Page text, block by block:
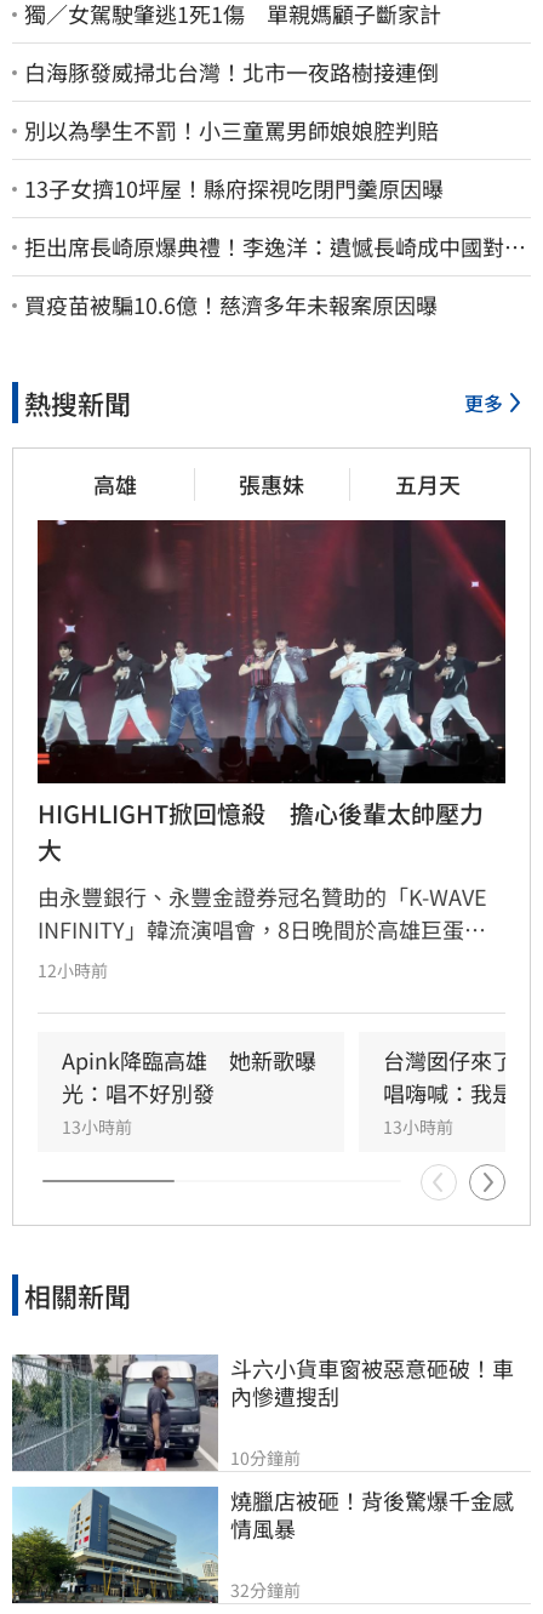
獨／女駕駛肇逃1死1傷 單親媽顧子斷家計
白海豚發威掃北台灣！北市一夜路樹接連倒
別以為學生不罰！小三童罵男師娘娘腔判賠
13子女擠10坪屋！縣府探視吃閉門羹原因曝
拒出席長崎原爆典禮！李逸洋：遺憾長崎成中國對台
實施法律戰的執行工具
買疫苗被騙10.6億！慈濟多年未報案原因曝
熱搜新聞 更多
高雄 張惠妹 五月天
HIGHLIGHT掀回憶殺　擔心後輩太帥壓力
大
由永豐銀行、永豐金證券冠名贊助的「K-WAVE
INFINITY」韓流演唱會，8日晚間於高雄巨蛋熱
力開唱，集結NEWBEAT、FLARE U、CRAVITY、
熱情應援，尖叫與歡呼聲一路未停，最後由
HIGHLIGHT壓軸接管舞台，將現場氣氛推向最高
潮。
12小時前
Apink降臨高雄　她新歌曝
光：唱不好別發
13小時前
台灣囡仔來了
唱嗨喊：我是誰
13小時前
相關新聞
斗六小貨車窗被惡意砸破！車
內慘遭搜刮
10分鐘前
燒臘店被砸！背後驚爆千金感
情風暴
32分鐘前